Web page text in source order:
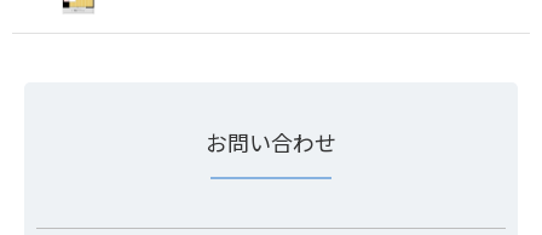
お問い合わせ